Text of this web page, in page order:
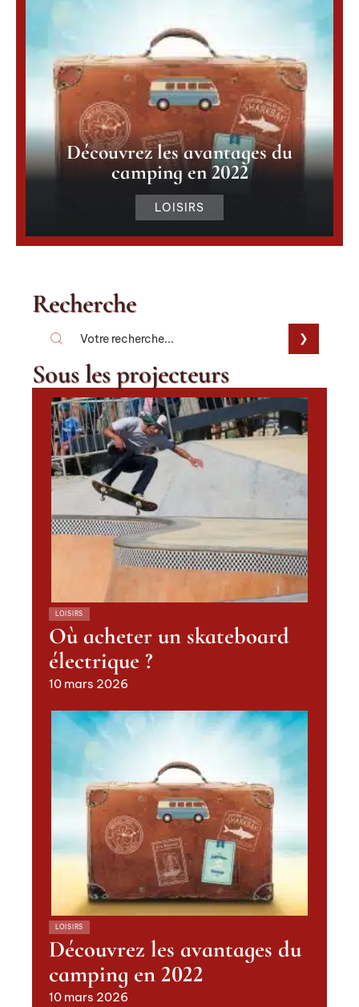
Découvrez les avantages du
camping en 2022
LOISIRS
Recherche
Sous les projecteurs
LOISIRS
Où acheter un skateboard
électrique ?
10 mars 2026
LOISIRS
Découvrez les avantages du
camping en 2022
10 mars 2026